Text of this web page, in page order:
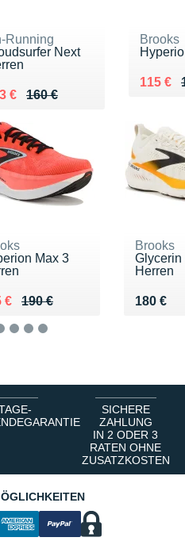
Running
Next
160 €
lieu de 160 €
€ 103 €
Brooks
Au lieu
115 €
Vendu
Max 3
190 €
de 190 €
€ 125 €
Brooks
Glycerin
Herren
180 €
Vendu
SICHERE
ZAHLUNG
IN 2 ODER 3
RATEN OHNE
ZUSATZKOSTEN